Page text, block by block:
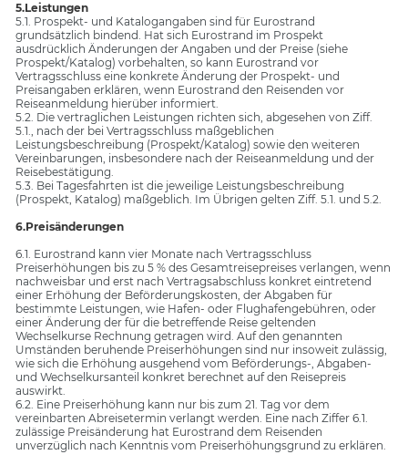
5.Leistungen
5.1. Prospekt- und Katalogangaben sind für Eurostrand
grundsätzlich bindend. Hat sich Eurostrand im Prospekt
ausdrücklich Änderungen der Angaben und der Preise (siehe
Prospekt/Katalog) vorbehalten, so kann Eurostrand vor
Vertragsschluss eine konkrete Änderung der Prospekt- und
Preisangaben erklären, wenn Eurostrand den Reisenden vor
Reiseanmeldung hierüber informiert.
5.2. Die vertraglichen Leistungen richten sich, abgesehen von Ziff.
5.1., nach der bei Vertragsschluss maßgeblichen
Leistungsbeschreibung (Prospekt/Katalog) sowie den weiteren
Vereinbarungen, insbesondere nach der Reiseanmeldung und der
Reisebestätigung.
5.3. Bei Tagesfahrten ist die jeweilige Leistungsbeschreibung
(Prospekt, Katalog) maßgeblich. Im Übrigen gelten Ziff. 5.1. und 5.2.
6.Preisänderungen
6.1. Eurostrand kann vier Monate nach Vertragsschluss
Preiserhöhungen bis zu 5 % des Gesamtreisepreises verlangen, wenn
nachweisbar und erst nach Vertragsabschluss konkret eintretend
einer Erhöhung der Beförderungskosten, der Abgaben für
bestimmte Leistungen, wie Hafen- oder Flughafengebühren, oder
einer Änderung der für die betreffende Reise geltenden
Wechselkurse Rechnung getragen wird. Auf den genannten
Umständen beruhende Preiserhöhungen sind nur insoweit zulässig,
wie sich die Erhöhung ausgehend vom Beförderungs-, Abgaben-
und Wechselkursanteil konkret berechnet auf den Reisepreis
auswirkt.
6.2. Eine Preiserhöhung kann nur bis zum 21. Tag vor dem
vereinbarten Abreisetermin verlangt werden. Eine nach Ziffer 6.1.
zulässige Preisänderung hat Eurostrand dem Reisenden
unverzüglich nach Kenntnis vom Preiserhöhungsgrund zu erklären.